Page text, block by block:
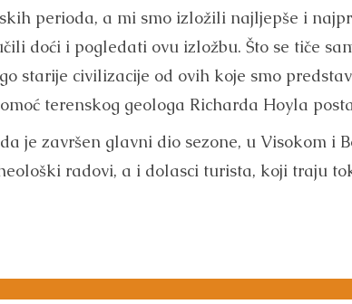
perioda, a mi smo izložili najljepše i
doći i pogledati ovu izložbu. Što se tiče
starije civilizacije od ovih koje smo
terenskog geologa Richarda Hoyla
je završen glavni dio sezone, u Visokom i
radovi, a i dolasci turista, koji traju